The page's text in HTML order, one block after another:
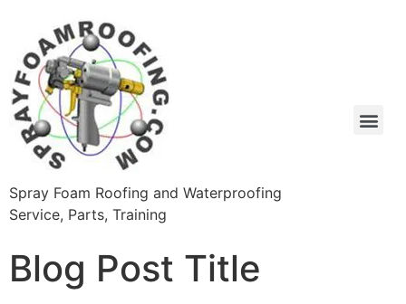
Spray Foam Roofing and Waterproofing
Service, Parts, Training
Blog Post Title